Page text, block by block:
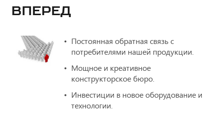
ВПЕРЕД
Постоянная обратная связь с
потребителями нашей продукции.
Мощное и креативное
конструкторское бюро.
Инвестиции в новое оборудование и
технологии.